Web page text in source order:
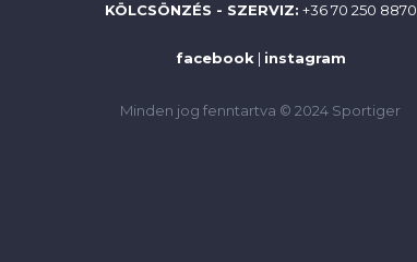
KÖLCSÖNZÉS - SZERVIZ: +36 70 250 8870
facebook| instagram
Minden jog fenntartva © 2024 Sportiger